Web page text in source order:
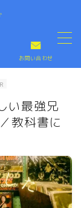
お問い合わせ
い最強兄
教科書に